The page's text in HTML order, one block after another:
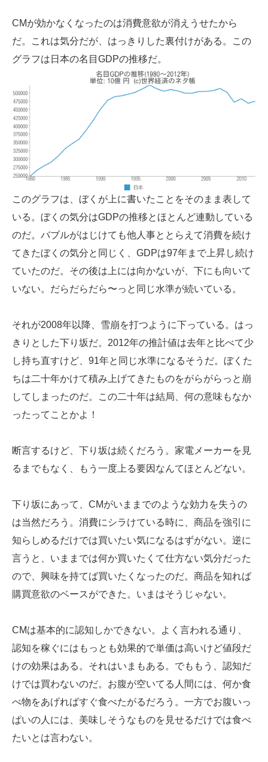
CMが効かなくなったのは消費意欲が消えうせたから
だ。これは気分だが、はっきりした裏付けがある。この
グラフは日本の名目GDPの推移だ。
このグラフは、ぼくが上に書いたことをそのまま表して
いる。ぼくの気分はGDPの推移とほとんど連動している
のだ。バブルがはじけても他人事ととらえて消費を続け
てきたぼくの気分と同じく、GDPは97年まで上昇し続け
ていたのだ。その後は上には向かないが、下にも向いて
いない。だらだらだら〜っと同じ水準が続いている。
それが2008年以降、雪崩を打つように下っている。はっ
きりとした下り坂だ。2012年の推計値は去年と比べて少
し持ち直すけど、91年と同じ水準になるそうだ。ぼくた
ちは二十年かけて積み上げてきたものをがらがらっと崩
してしまったのだ。この二十年は結局、何の意味もなか
ったってことかよ！
断言するけど、下り坂は続くだろう。家電メーカーを見
るまでもなく、もう一度上る要因なんてほとんどない。
下り坂にあって、CMがいままでのような効力を失うの
は当然だろう。消費にシラけている時に、商品を強引に
知らしめるだけでは買いたい気になるはずがない。逆に
言うと、いままでは何か買いたくて仕方ない気分だった
ので、興味を持てば買いたくなったのだ。商品を知れば
購買意欲のベースができた。いまはそうじゃない。
CMは基本的に認知しかできない。よく言われる通り、
認知を稼ぐにはもっとも効果的で単価は高いけど値段だ
けの効果はある。それはいまもある。でももう、認知だ
けでは買わないのだ。お腹が空いてる人間には、何か食
べ物をあげればすぐ食べたがるだろう。一方でお腹いっ
ぱいの人には、美味しそうなものを見せるだけでは食べ
たいとは言わない。